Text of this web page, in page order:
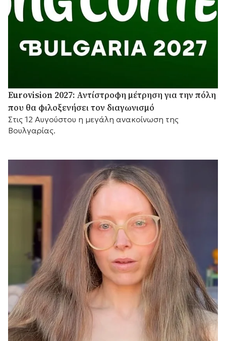
Eurovision 2027: Αντίστροφη μέτρηση για την πόλη
που θα φιλοξενήσει τον διαγωνισμό
Στις 12 Αυγούστου η μεγάλη ανακοίνωση της
Βουλγαρίας.